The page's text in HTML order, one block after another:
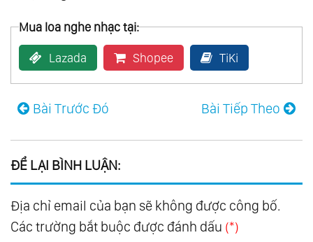
Mua loa nghe nhạc tại:
Lazada Shopee TiKi
Bài Trước Đó Bài Tiếp Theo
ĐỂ LẠI BÌNH LUẬN:
Địa chỉ email của bạn sẽ không được công bố.
Các trường bắt buộc được đánh dấu (*)